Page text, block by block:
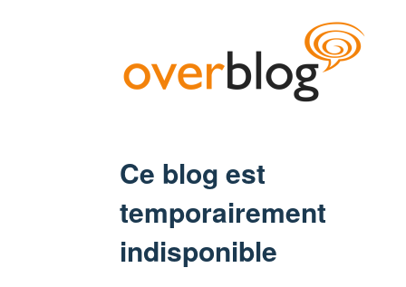
Ce blog est
temporairement
indisponible